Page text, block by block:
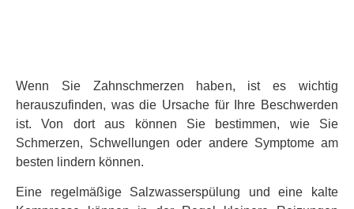
Wenn Sie Zahnschmerzen haben, ist es wichtig
herauszufinden, was die Ursache für Ihre Beschwerden
ist. Von dort aus können Sie bestimmen, wie Sie
Schmerzen, Schwellungen oder andere Symptome am
besten lindern können.
Eine regelmäßige Salzwasserspülung und eine kalte